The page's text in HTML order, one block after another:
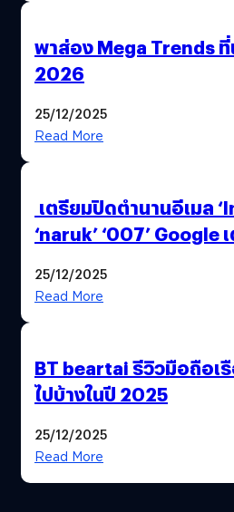
พาส่อง Mega Trends ที่
2026
25/12/2025
Read More
เตรียมปิดตำนานอีเมล
‘naruk’ ‘007’ Google
25/12/2025
Read More
BT beartai รีวิวมือถือเ
ไปบ้างในปี 2025
25/12/2025
Read More